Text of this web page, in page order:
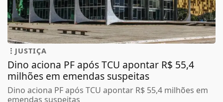
JUSTIÇA
Dino aciona PF após TCU apontar R$ 55,4
milhões em emendas suspeitas
Dino aciona PF após TCU apontar R$ 55,4 milhões em
emendas suspeitas